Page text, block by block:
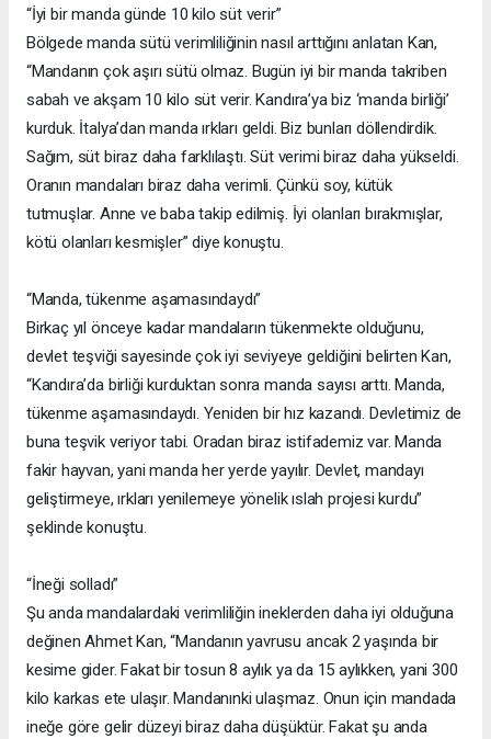
“İyi bir manda günde 10 kilo süt verir”
Bölgede manda sütü verimliliğinin nasıl arttığını anlatan Kan,
“Mandanın çok aşırı sütü olmaz. Bugün iyi bir manda takriben
sabah ve akşam 10 kilo süt verir. Kandıra’ya biz ‘manda birliği’
kurduk. İtalya’dan manda ırkları geldi. Biz bunları döllendirdik.
Sağım, süt biraz daha farklılaştı. Süt verimi biraz daha yükseldi.
Oranın mandaları biraz daha verimli. Çünkü soy, kütük
tutmuşlar. Anne ve baba takip edilmiş. İyi olanları bırakmışlar,
kötü olanları kesmişler” diye konuştu.
“Manda, tükenme aşamasındaydı”
Birkaç yıl önceye kadar mandaların tükenmekte olduğunu,
devlet teşviği sayesinde çok iyi seviyeye geldiğini belirten Kan,
“Kandıra’da birliği kurduktan sonra manda sayısı arttı. Manda,
tükenme aşamasındaydı. Yeniden bir hız kazandı. Devletimiz de
buna teşvik veriyor tabi. Oradan biraz istifademiz var. Manda
fakir hayvan, yani manda her yerde yayılır. Devlet, mandayı
geliştirmeye, ırkları yenilemeye yönelik ıslah projesi kurdu”
şeklinde konuştu.
“İneği solladı”
Şu anda mandalardaki verimliliğin ineklerden daha iyi olduğuna
değinen Ahmet Kan, “Mandanın yavrusu ancak 2 yaşında bir
kesime gider. Fakat bir tosun 8 aylık ya da 15 aylıkken, yani 300
kilo karkas ete ulaşır. Mandanınki ulaşmaz. Onun için mandada
ineğe göre gelir düzeyi biraz daha düşüktür. Fakat şu anda